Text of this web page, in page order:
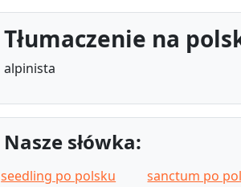
Tłumaczenie na
alpinista
Nasze słówka:
seedling po polsku sanctum po